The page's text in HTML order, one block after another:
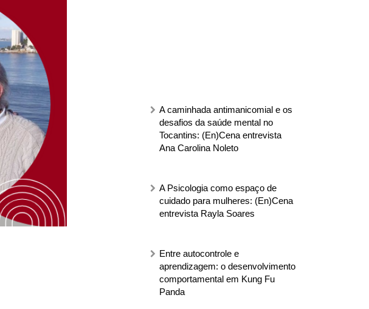
A caminhada antimanicomial e os
desafios da saúde mental no
Tocantins: (En)Cena entrevista
Ana Carolina Noleto
A Psicologia como espaço de
cuidado para mulheres: (En)Cena
entrevista Rayla Soares
Entre autocontrole e
aprendizagem: o desenvolvimento
comportamental em Kung Fu
Panda